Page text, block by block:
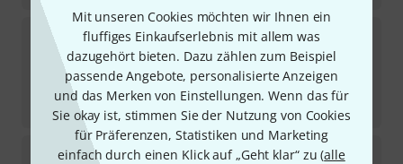
Mit unseren Cookies möchten wir Ihnen ein
fluffiges Einkaufserlebnis mit allem was
dazugehört bieten. Dazu zählen zum Beispiel
passende Angebote, personalisierte Anzeigen
und das Merken von Einstellungen. Wenn das für
Sie okay ist, stimmen Sie der Nutzung von Cookies
für Präferenzen, Statistiken und Marketing
einfach durch einen Klick auf „Geht klar“ zu (alle
Heritage AudioMotorcity EQualizer Stereo Set
2.999€
3.568
-16%
Heritage Audio Herchild 670